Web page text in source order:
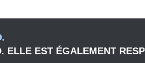
ELLE EST ÉGALEMENT